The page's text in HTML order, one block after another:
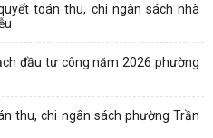
toán thu, chi ngân sách nhà
đầu tư công năm 2026 phường
thu, chi ngân sách phường Trần